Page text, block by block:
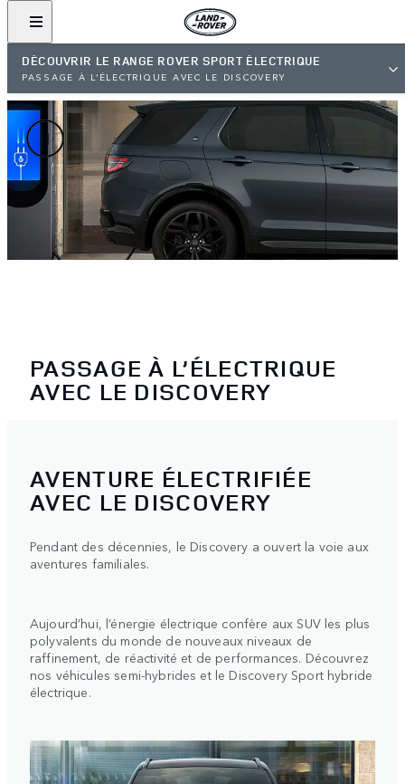
DÉCOUVRIR LE RANGE ROVER SPORT ÉLECTRIQUE
PASSAGE À L’ÉLECTRIQUE AVEC LE DISCOVERY
PASSAGE À L’ÉLECTRIQUE
AVEC LE DISCOVERY
AVENTURE ÉLECTRIFIÉE
AVEC LE DISCOVERY
Pendant des décennies, le Discovery a ouvert la voie aux
aventures familiales.
Aujourd’hui, l’énergie électrique confère aux SUV les plus
polyvalents du monde de nouveaux niveaux de
raffinement, de réactivité et de performances. Découvrez
nos véhicules semi-hybrides et le Discovery Sport hybride
électrique.